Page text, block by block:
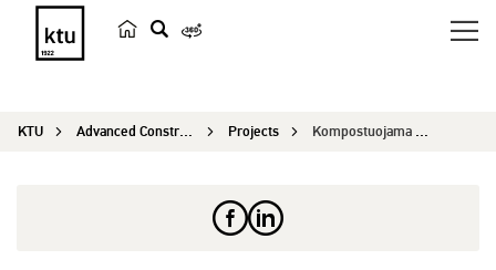
r
KTU Advanced Construction and Architecture 2020 Projects Kompostuojama maisto pakuotė